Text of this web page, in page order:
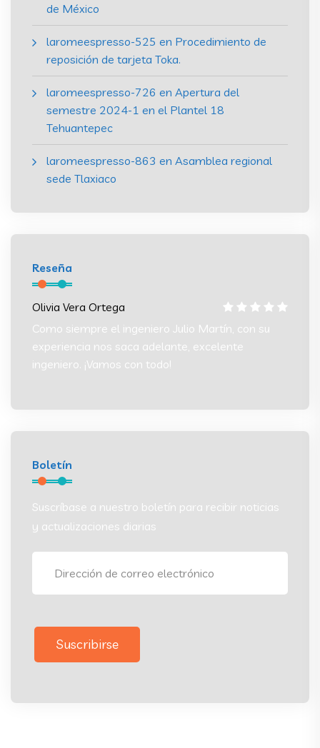
de México
laromeespresso-525 en Procedimiento de
reposición de tarjeta Toka.
laromeespresso-726 en Apertura del
semestre 2024-1 en el Plantel 18
Tehuantepec
laromeespresso-863 en Asamblea regional
sede Tlaxiaco
Reseña
Olivia Vera Ortega
Como siempre el ingeniero Julio Martín, con su
experiencia nos saca adelante, excelente
ingeniero. ¡Vamos con todo!
Boletín
Suscríbase a nuestro boletín para recibir noticias
y actualizaciones diarias
Suscribirse